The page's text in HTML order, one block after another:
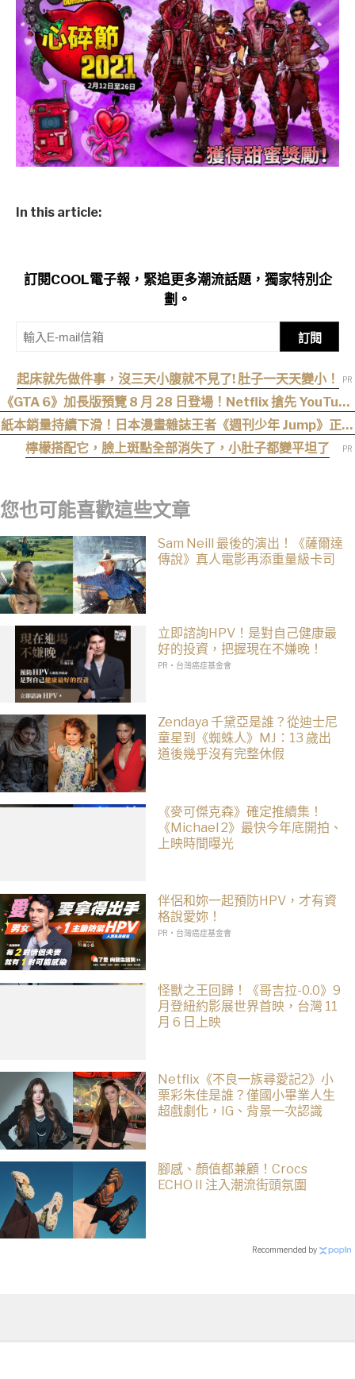
In this article:
訂閱COOL電子報，緊追更多潮流話題，獨家特別企
劃。
訂閱
起床就先做件事，沒三天小腹就不見了! 肚子一天天變小！
《GTA 6》加長版預覽 8 月 28 日登場！Netflix 搶先 YouTube
六小時首播
紙本銷量持續下滑！日本漫畫雜誌王者《週刊少年 Jump》正式
跌破百萬大關
檸檬搭配它，臉上斑點全部消失了，小肚子都變平坦了
您也可能喜歡這些文章
Sam Neill 最後的演出！《薩爾達
傳說》真人電影再添重量級卡司
立即諮詢HPV！是對自己健康最
好的投資，把握現在不嫌晚！
PR・台灣癌症基金會
Zendaya 千黛亞是誰？從迪士尼
童星到《蜘蛛人》MJ：13 歲出
道後幾乎沒有完整休假
《麥可傑克森》確定推續集！
《Michael 2》最快今年底開拍、
上映時間曝光
伴侶和妳一起預防HPV，才有資
格說愛妳！
PR・台灣癌症基金會
怪獸之王回歸！《哥吉拉-0.0》9
月登紐約影展世界首映，台灣 11
月 6 日上映
Netflix《不良一族尋愛記2》小
栗彩朱佳是誰？僅國小畢業人生
超戲劇化，IG、背景一次認識
腳感、顏值都兼顧！Crocs
ECHO II 注入潮流街頭氛圍
Recommended by